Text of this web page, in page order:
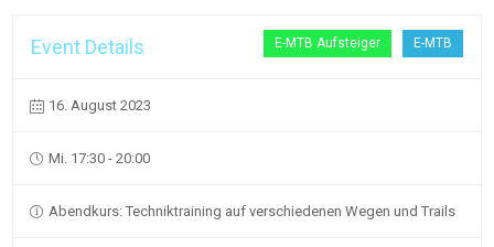
E-MTB
E-MTB Aufsteiger
Event Details
16. August 2023
Mi. 17:30 - 20:00
Abendkurs: Techniktraining auf verschiedenen Wegen und Trails